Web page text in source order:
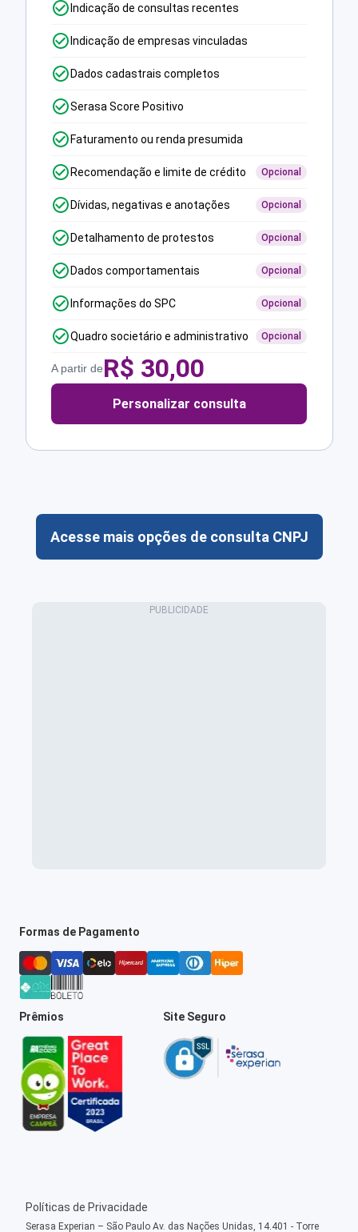
Indicação de consultas recentes
Indicação de empresas vinculadas
Dados cadastrais completos
Serasa Score Positivo
Faturamento ou renda presumida
Recomendação e limite de crédito Opcional
Dívidas, negativas e anotações Opcional
Detalhamento de protestos Opcional
Dados comportamentais Opcional
Informações do SPC Opcional
Quadro societário e administrativo Opcional
A partir deR$ 30,00
Personalizar consulta
Acesse mais opções de consulta CNPJ
Formas de Pagamento
Prêmios Site Seguro
Políticas de Privacidade
Serasa Experian – São Paulo Av. das Nações Unidas, 14.401 - Torre